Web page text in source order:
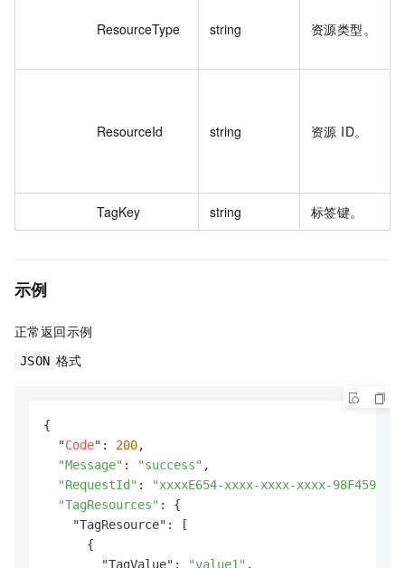
ResourceType string 资源类型。
ResourceId string 资源 ID。
TagKey string 标签键。
示例
正常返回示例
JSON 格式
{
  "
Code": 200,
"Message" : "success" ,
"RequestId" :
"xxxxE654-xxxx-xxxx-xxxx-
"TagResources" : {
    "TagResource": [
      {
        "TagValue":
"value1" ,